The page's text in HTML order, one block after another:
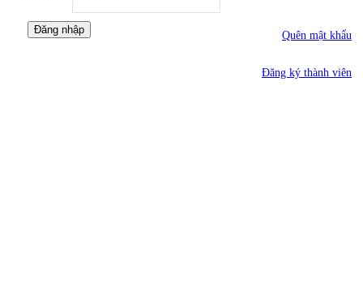
Đăng nhập Quên mật khẩu
Đăng ký thành viên